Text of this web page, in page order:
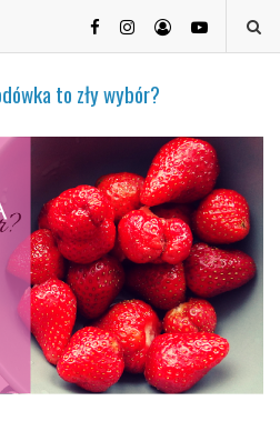
to zły wybór?